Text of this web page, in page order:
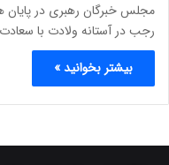
مجلس خبرگان رهبری در
رجب در آستانه ولادت با
بیشتر بخوانید »